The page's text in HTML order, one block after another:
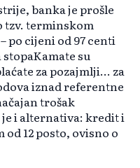
banka je prošle
tzv. terminskom
po cijeni od 97 centi
su
za pozajmlji... za
iznad referentne
trošak
je i alternativa: kredit i
12 posto, ovisno o